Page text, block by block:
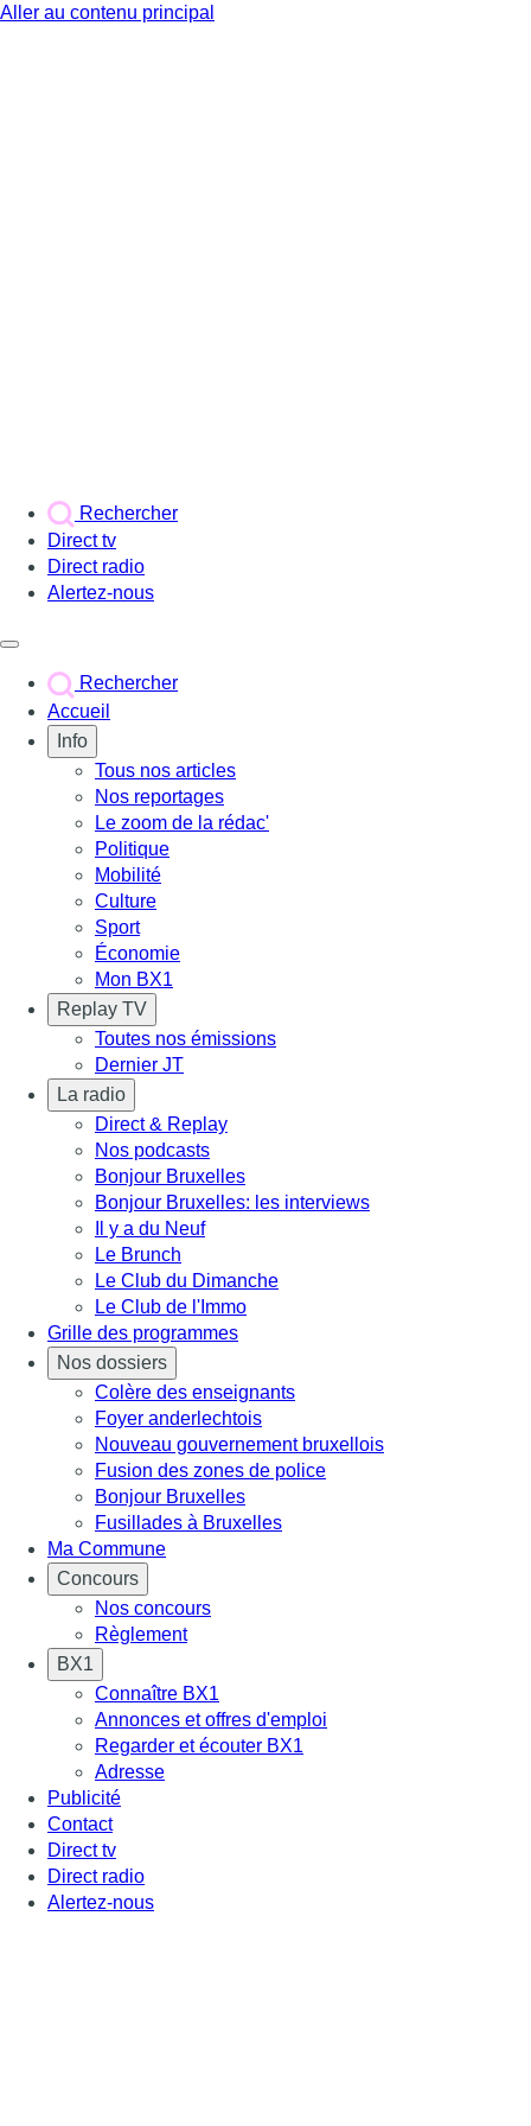
Aller au contenu principal
Rechercher
Direct tv
Direct radio
Alertez-nous
Rechercher
Accueil
Info
Tous nos articles
Nos reportages
Le zoom de la rédac'
Politique
Mobilité
Culture
Sport
Économie
Mon BX1
Replay TV
Toutes nos émissions
Dernier JT
La radio
Direct & Replay
Nos podcasts
Bonjour Bruxelles
Bonjour Bruxelles: les interviews
Il y a du Neuf
Le Brunch
Le Club du Dimanche
Le Club de l'Immo
Grille des programmes
Nos dossiers
Colère des enseignants
Foyer anderlechtois
Nouveau gouvernement bruxellois
Fusion des zones de police
Bonjour Bruxelles
Fusillades à Bruxelles
Ma Commune
Concours
Nos concours
Règlement
BX1
Connaître BX1
Annonces et offres d'emploi
Regarder et écouter BX1
Adresse
Publicité
Contact
Direct tv
Direct radio
Alertez-nous